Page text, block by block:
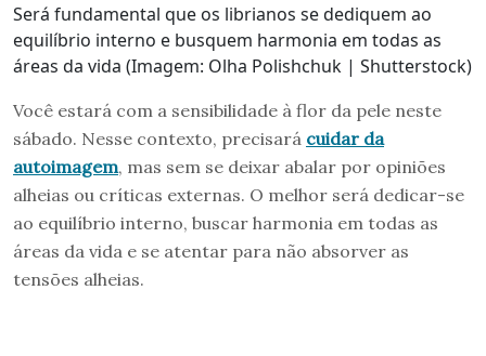
Será fundamental que os librianos se dediquem ao
equilíbrio interno e busquem harmonia em todas as
áreas da vida (Imagem: Olha Polishchuk | Shutterstock)
Você estará com a sensibilidade à flor da pele neste
sábado. Nesse contexto, precisará cuidar da
autoimagem, mas sem se deixar abalar por opiniões
alheias ou críticas externas. O melhor será dedicar-se
ao equilíbrio interno, buscar harmonia em todas as
áreas da vida e se atentar para não absorver as
tensões alheias.